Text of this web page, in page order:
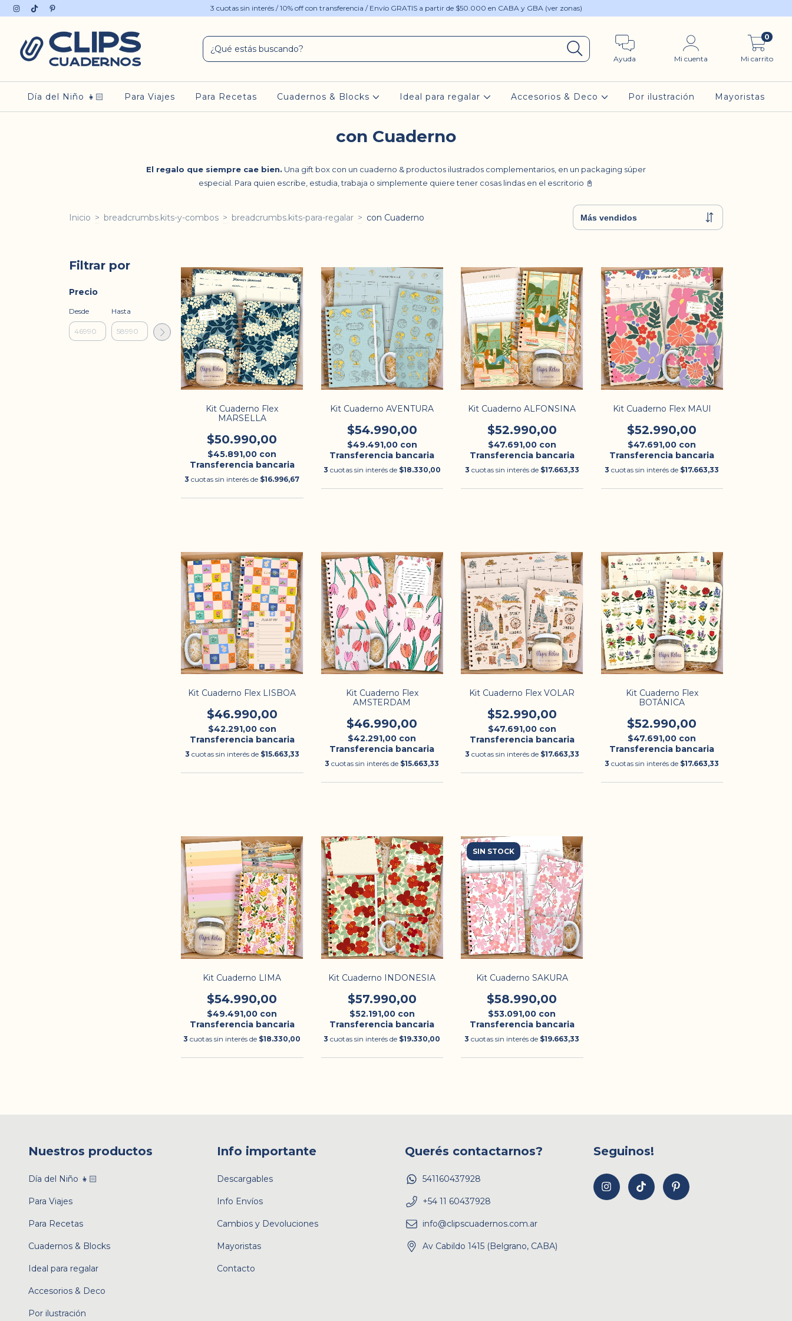
3 cuotas sin interés / 10% off con transferencia / Envío GRATIS a partir de $50.000 en CABA y GBA (ver zonas)
Ayuda Mi cuenta Mi carrito
0
Día del Niño 👧🏻 Para Viajes Para Recetas Cuadernos & Blocks Ideal para regalar Accesorios & Deco Por ilustración Mayoristas
con Cuaderno
El regalo que siempre cae bien. Una gift box con un cuaderno & productos ilustrados complementarios, en un packaging súper
especial. Para quien escribe, estudia, trabaja o simplemente quiere tener cosas lindas en el escritorio 📓
Inicio > breadcrumbs.kits-y-combos > breadcrumbs.kits-para-regalar > con Cuaderno
Filtrar por
Precio
Desde Hasta
Kit Cuaderno Flex
MARSELLA
$50.990,00
$45.891,00 con
Transferencia bancaria
3 cuotas sin interés de $16.996,67
Kit Cuaderno AVENTURA
$54.990,00
$49.491,00 con
Transferencia bancaria
3 cuotas sin interés de $18.330,00
Kit Cuaderno ALFONSINA
$52.990,00
$47.691,00 con
Transferencia bancaria
3 cuotas sin interés de $17.663,33
Kit Cuaderno Flex MAUI
$52.990,00
$47.691,00 con
Transferencia bancaria
3 cuotas sin interés de $17.663,33
Kit Cuaderno Flex LISBOA
$46.990,00
$42.291,00 con
Transferencia bancaria
3 cuotas sin interés de $15.663,33
Kit Cuaderno Flex
AMSTERDAM
$46.990,00
$42.291,00 con
Transferencia bancaria
3 cuotas sin interés de $15.663,33
Kit Cuaderno Flex VOLAR
$52.990,00
$47.691,00 con
Transferencia bancaria
3 cuotas sin interés de $17.663,33
Kit Cuaderno Flex
BOTÁNICA
$52.990,00
$47.691,00 con
Transferencia bancaria
3 cuotas sin interés de $17.663,33
Kit Cuaderno LIMA
$54.990,00
$49.491,00 con
Transferencia bancaria
3 cuotas sin interés de $18.330,00
Kit Cuaderno INDONESIA
$57.990,00
$52.191,00 con
Transferencia bancaria
3 cuotas sin interés de $19.330,00
SIN STOCK
Kit Cuaderno SAKURA
$58.990,00
$53.091,00 con
Transferencia bancaria
3 cuotas sin interés de $19.663,33
Nuestros productos
Día del Niño 👧🏻
Para Viajes
Para Recetas
Cuadernos & Blocks
Ideal para regalar
Accesorios & Deco
Por ilustración
Info importante
Descargables
Info Envíos
Cambios y Devoluciones
Mayoristas
Contacto
Querés contactarnos?
541160437928
+54 11 60437928
info@clipscuadernos.com.ar
Av Cabildo 1415 (Belgrano, CABA)
Seguinos!